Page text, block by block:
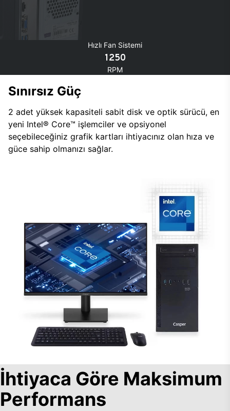
Hızlı Fan Sistemi
1250
RPM
Sınırsız Güç
2 adet yüksek kapasiteli sabit disk ve optik sürücü, en
yeni Intel® Core™ işlemciler ve opsiyonel
seçebileceğiniz grafik kartları ihtiyacınız olan hıza ve
güce sahip olmanızı sağlar.
İhtiyaca Göre Maksimum
Performans